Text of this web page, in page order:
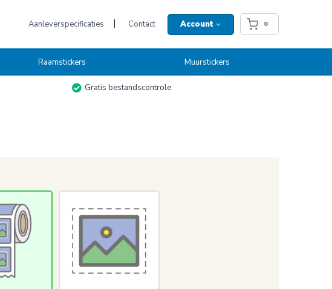
Aanleverspecificaties Contact Account 0
Raamstickers Muurstickers
Gratis bestandscontrole